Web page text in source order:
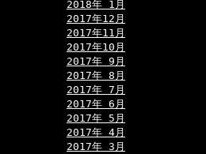
2018年 1月
2017年12月
2017年11月
2017年10月
2017年 9月
2017年 8月
2017年 7月
2017年 6月
2017年 5月
2017年 4月
2017年 3月